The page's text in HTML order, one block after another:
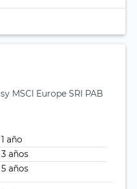
MSCI Europe SRI PAB
1 año
3 años
5 años